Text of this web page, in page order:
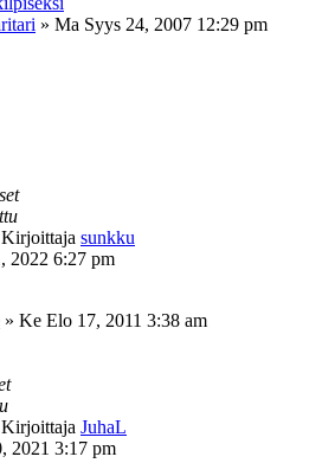
» Ma Syys 24, 2007 12:29 pm
Kirjoittaja sunkku
2022 6:27 pm
» Ke Elo 17, 2011 3:38 am
Kirjoittaja JuhaL
2021 3:17 pm